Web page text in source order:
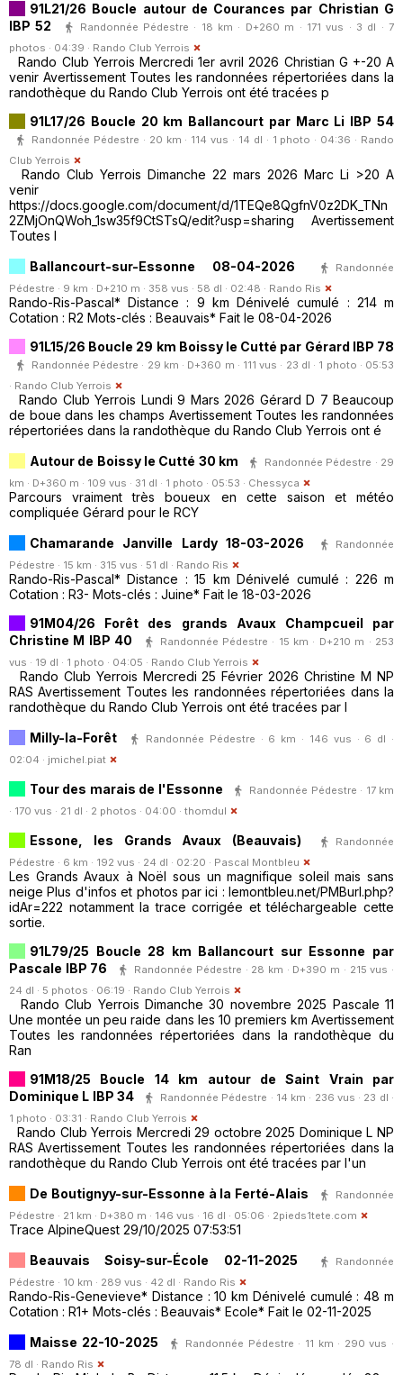
91L21/26 Boucle autour de Courances par Christian G
IBP 52
Randonnée Pédestre · 18 km · D+260 m · 171 vus · 3 dl · 7
photos · 04:39 · Rando Club Yerrois
Rando Club Yerrois Mercredi 1er avril 2026 Christian G +-20 A
venir Avertissement Toutes les randonnées répertoriées dans la
randothèque du Rando Club Yerrois ont été tracées p
91L17/26 Boucle 20 km Ballancourt par Marc Li IBP 54
Randonnée Pédestre · 20 km · 114 vus · 14 dl · 1 photo · 04:36 · Rando
Club Yerrois
Rando Club Yerrois Dimanche 22 mars 2026 Marc Li >20 A
venir
https://docs.google.com/document/d/1TEQe8QgfnV0z2DK_TNn
2ZMjOnQWoh_1sw35f9CtSTsQ/edit?usp=sharing Avertissement
Toutes l
Ballancourt-sur-Essonne 08-04-2026
Randonnée
Pédestre · 9 km · D+210 m · 358 vus · 58 dl · 02:48 · Rando Ris
Rando-Ris-Pascal* Distance : 9 km Dénivelé cumulé : 214 m
Cotation : R2 Mots-clés : Beauvais* Fait le 08-04-2026
91L15/26 Boucle 29 km Boissy le Cutté par Gérard IBP 78
Randonnée Pédestre · 29 km · D+360 m · 111 vus · 23 dl · 1 photo · 05:53
· Rando Club Yerrois
Rando Club Yerrois Lundi 9 Mars 2026 Gérard D 7 Beaucoup
de boue dans les champs Avertissement Toutes les randonnées
répertoriées dans la randothèque du Rando Club Yerrois ont é
Autour de Boissy le Cutté 30 km
Randonnée Pédestre · 29
km · D+360 m · 109 vus · 31 dl · 1 photo · 05:53 · Chessyca
Parcours vraiment très boueux en cette saison et météo
compliquée Gérard pour le RCY
Chamarande Janville Lardy 18-03-2026
Randonnée
Pédestre · 15 km · 315 vus · 51 dl · Rando Ris
Rando-Ris-Pascal* Distance : 15 km Dénivelé cumulé : 226 m
Cotation : R3- Mots-clés : Juine* Fait le 18-03-2026
91M04/26 Forêt des grands Avaux Champcueil par
Christine M IBP 40
Randonnée Pédestre · 15 km · D+210 m · 253
vus · 19 dl · 1 photo · 04:05 · Rando Club Yerrois
Rando Club Yerrois Mercredi 25 Février 2026 Christine M NP
RAS Avertissement Toutes les randonnées répertoriées dans la
randothèque du Rando Club Yerrois ont été tracées par l
Milly-la-Forêt
Randonnée Pédestre · 6 km · 146 vus · 6 dl ·
02:04 · jmichel.piat
Tour des marais de l'Essonne
Randonnée Pédestre · 17 km
· 170 vus · 21 dl · 2 photos · 04:00 · thomdul
Essone, les Grands Avaux (Beauvais)
Randonnée
Pédestre · 6 km · 192 vus · 24 dl · 02:20 · Pascal Montbleu
Les Grands Avaux à Noël sous un magnifique soleil mais sans
neige Plus d'infos et photos par ici : lemontbleu.net/PMBurl.php?
idAr=222 notamment la trace corrigée et téléchargeable cette
sortie.
91L79/25 Boucle 28 km Ballancourt sur Essonne par
Pascale IBP 76
Randonnée Pédestre · 28 km · D+390 m · 215 vus ·
24 dl · 5 photos · 06:19 · Rando Club Yerrois
Rando Club Yerrois Dimanche 30 novembre 2025 Pascale 11
Une montée un peu raide dans les 10 premiers km Avertissement
Toutes les randonnées répertoriées dans la randothèque du
Ran
91M18/25 Boucle 14 km autour de Saint Vrain par
Dominique L IBP 34
Randonnée Pédestre · 14 km · 236 vus · 23 dl ·
1 photo · 03:31 · Rando Club Yerrois
Rando Club Yerrois Mercredi 29 octobre 2025 Dominique L NP
RAS Avertissement Toutes les randonnées répertoriées dans la
randothèque du Rando Club Yerrois ont été tracées par l'un
De Boutignyy-sur-Essonne à la Ferté-Alais
Randonnée
Pédestre · 21 km · D+380 m · 146 vus · 16 dl · 05:06 · 2pieds1tete.com
Trace AlpineQuest 29/10/2025 07:53:51
Beauvais Soisy-sur-École 02-11-2025
Randonnée
Pédestre · 10 km · 289 vus · 42 dl · Rando Ris
Rando-Ris-Genevieve* Distance : 10 km Dénivelé cumulé : 48 m
Cotation : R1+ Mots-clés : Beauvais* Ecole* Fait le 02-11-2025
Maisse 22-10-2025
Randonnée Pédestre · 11 km · 290 vus ·
78 dl · Rando Ris